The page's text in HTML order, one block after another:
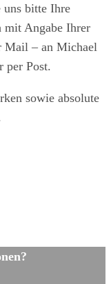
uns bitte Ihre
mit Angabe Ihrer
Mail – an Michael
per Post.
sowie absolute